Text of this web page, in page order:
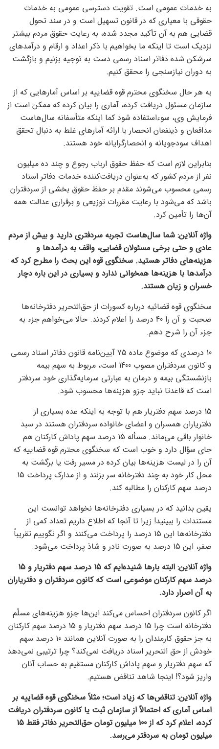
به خدمات عمومی است. تقویت دسترسی عمومی به خدمات
حقوقی با معیاری که در قانون تسهیل است و در سند تحول
قضایی هم به آن تأکید مجدد شده، به رعایت حقوق مردم بیشتر
نزدیک است تا اینکه ما بخواهیم با ذکر اعداد و ارقام و درآمدهای
سرشکن‌ شده دفاتر اسناد رسمی دست به توجیه بزنیم و بازگشت
به دوران نیازسنجی را محقق کنیم.
به هر حال سخنگوی محترم قوه قضاییه بر اساس آمارهایی که از
سازمان مسئول دریافت کرده، آماری را بیان کرده که ممکن است از
فرمایش وی، سوء‌استفاده شود کما اینکه متأسفانه سال‌هاست
مدافعان و ذینفعان انحصار با ارائه ‌آمارهای غلط به دنبال تحقق
اهداف سودجویانه و انحصارگرایانه خود هستند.
بنابراین لازم است که حفظ حقوق ارباب رجوع و چند ده میلیون
نفر از مردم کشور که به‌عنوان دریافت‌کننده خدمات دفاتر اسناد
رسمی محسوب می‌شوند مقدم بر حفظ حقوق بخشی از سردفتران
باشد که می‌شود با رعایت مقررات توزیعی و برقراری عدالت همه
‌آن‌ها را تأمین کرد.
واژه آنلاین: شما سال‌هاست تجربه سردفتری دارید و بیش از مردم
عادی و حتی برخی مسئولان قضایی، واقف به درآمدها و
هزینه‌های دفاتر هستید. سخنگوی قوه این بحث را مطرح کرد که
درآمدها با هزینه‌ها همخوانی ندارد و بسیاری در این باره دچار
خسران و زیان هستند.
سخنگوی قوه قضائیه درباره کسورات از حق‌التحریر دفترخانه‌ها
صحبت و آن را 40 درصد را اعلام کردند. حالا می‌خواهم جزء به
جزء آن را شرح دهم.
10 درصدی که موضوع ماده 75 آیین‌نامه قانون دفاتر اسناد رسمی
و کانون سردفتران مصوب 1400 است، مربوط به سهم بیمه
بازنشستگی بیمه و درمان به عبارتی سرمایه‌گذاری خود سردفتر
است که قاعدتا نباید جزو هزینه‌ها محسوب شود.
15 درصد سهم دفتریار هم با توجه به اینکه عده بسیاری از
دفتریاران همسران و اعضای خانواده سردفتران هستند در سبد
خانوار باقی می‌ماند. مسأله 15 درصد سهم پاداش کارکنان هم
جای سؤال دارد و خوب است که سخنگوی محترم قوه قضاییه که
آن را در لیست هزینه‌ها بیان کرده در مسیر رفت یا برگشت به
محل کار خود به چند دفترخانه سر بزنند و از مدارک پرداخت 15
درصد سهم کارکنان را مطالبه کند.
یقین بدانید که در بسیاری دفترخانه‌ها نخواهد توانست این
مستندات را ببینید! زیرا تا آنجا که اطلاع داریم تعداد کمی از
دفترخانه‌ها این 15 درصد را پرداخت می‌کنند و اگر نگوییم تقریباً
صفر، این 15 درصد به‌ صورت نادر و شاذ پرداخت می‌شود.
واژه آنلاین: البته بارها شنیده‌ایم که 15 درصد سهم دفتریار و 15
درصد سهم کارکنان موضوعی است که کانون سردفتران و دفتریاران
به آن اصرار دارد.
اگر کانون سردفتران احساس می‌کند این‌ها جزو هزینه‌های مسلّم
دفترخانه است چرا 15 درصد سهم دفتریار و 15 درصد سهم کارکنان
به جز حقوق کارمندان را به صورت آنلاین همانند 10 درصد سهم
خودش از حق التحریر اسناد دریافت نمی‌کند؟ چرا ترتیبی نمی‌دهد
که سهم دفتریار و سهم پاداش کارکنان مستقیم به حساب آنان
واریز شود؟! اینجا شاهد تناقض هستیم.
واژه آنلاین: تناقض‌ها که زیاد است؛ مثلاً سخنگوی قوه قضاییه بر
اساس آماری که احتمالاً از سازمان ثبت یا کانون سردفتران دریافت
کرده، اعلام کرد که از 100 میلیون تومان حق‌التحریر دفاتر فقط 15
میلیون تومان به سردفتر می‌رسد.